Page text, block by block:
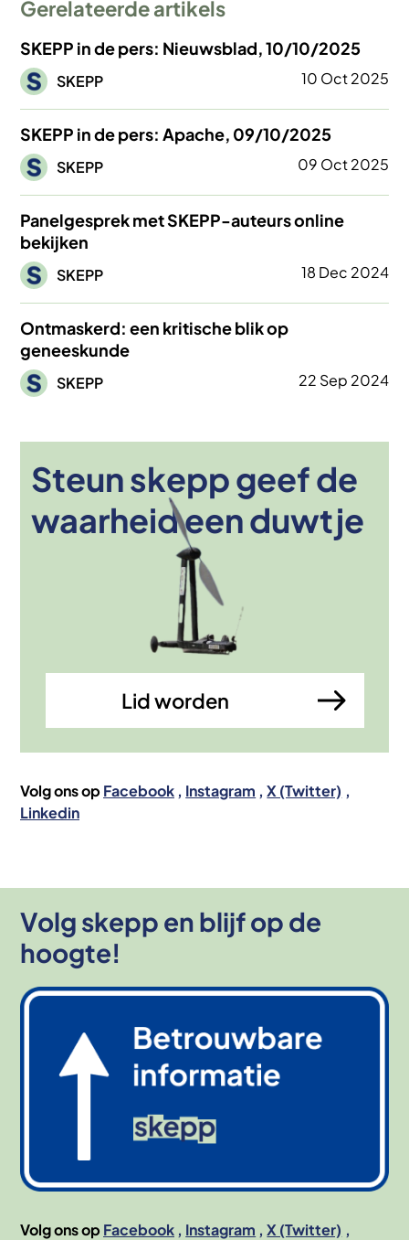
Gerelateerde artikels
SKEPP in de pers: Nieuwsblad, 10/10/2025
Afbeelding
SKEPP 10 Oct 2025
SKEPP in de pers: Apache, 09/10/2025
Afbeelding
SKEPP 09 Oct 2025
Panelgesprek met SKEPP-auteurs online
bekijken
Afbeelding
SKEPP 18 Dec 2024
Ontmaskerd: een kritische blik op
geneeskunde
Afbeelding
SKEPP 22 Sep 2024
Steun skepp geef de
waarheid een duwtje
Lid worden
Afbeelding
Volg ons op Facebook Instagram
X (Twitter)
Linkedin
Volg skepp en blijf op de
hoogte!
Afbeelding
Volg ons op Facebook Instagram
X (Twitter)